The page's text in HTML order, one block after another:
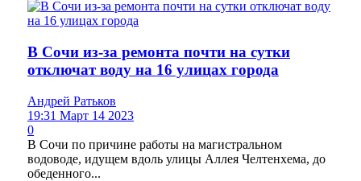
В Сочи из-за ремонта почти на сутки
отключат воду на 16 улицах города
Андрей Ратьков
19:31 Март 14 2023
0
В Сочи по причине работы на магистральном
водоводе, идущем вдоль улицы Аллея Челтенхема, до
обеденного...